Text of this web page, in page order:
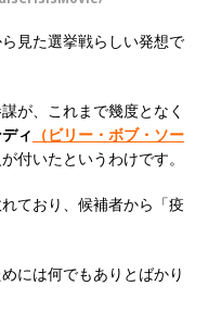
見た選挙戦らしい発想で
が、これまで幾度となく
ィ （ビリー・ボブ・ソー
付いたというわけです。
ており、候補者から「疫
には何でもありとばかり